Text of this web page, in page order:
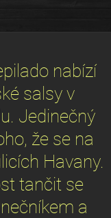
nabízí
salsy v
Jedinečný
že se na
Havany.
tančit se
a